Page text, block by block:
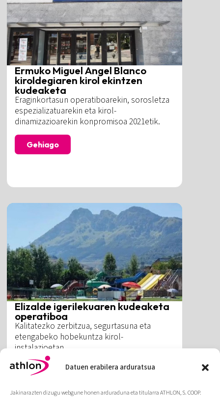
Datuen erabilera arduratsua
Jakinarazten dizugu webgune honen arduraduna eta titularra ATHLON, S. COOP.
Ermuko Miguel Angel Blanco
kiroldegiaren kirol ekintzen
kudeaketa
Eraginkortasun operatiboarekin, sorosletza
espezializatuarekin eta kirol-
dinamizazioarekin konpromisoa 2021etik.
Gehiago
Elizalde igerilekuaren kudeaketa
operatiboa
Kalitatezko zerbitzua, segurtasuna eta
etengabeko hobekuntza kirol-
instalazioetan.
Gehiago